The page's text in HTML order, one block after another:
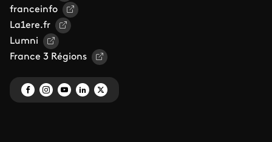
franceinfo
La1ere.fr
Lumni
France 3 Régions